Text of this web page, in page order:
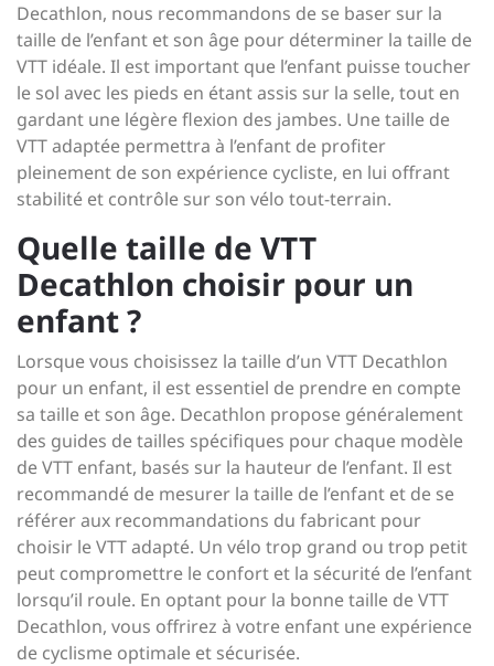
Decathlon, nous recommandons de se baser sur la
taille de l’enfant et son âge pour déterminer la taille de
VTT idéale. Il est important que l’enfant puisse toucher
le sol avec les pieds en étant assis sur la selle, tout en
gardant une légère flexion des jambes. Une taille de
VTT adaptée permettra à l’enfant de profiter
pleinement de son expérience cycliste, en lui offrant
stabilité et contrôle sur son vélo tout-terrain.
Quelle taille de VTT
Decathlon choisir pour un
enfant ?
Lorsque vous choisissez la taille d’un VTT Decathlon
pour un enfant, il est essentiel de prendre en compte
sa taille et son âge. Decathlon propose généralement
des guides de tailles spécifiques pour chaque modèle
de VTT enfant, basés sur la hauteur de l’enfant. Il est
recommandé de mesurer la taille de l’enfant et de se
référer aux recommandations du fabricant pour
choisir le VTT adapté. Un vélo trop grand ou trop petit
peut compromettre le confort et la sécurité de l’enfant
lorsqu’il roule. En optant pour la bonne taille de VTT
Decathlon, vous offrirez à votre enfant une expérience
de cyclisme optimale et sécurisée.